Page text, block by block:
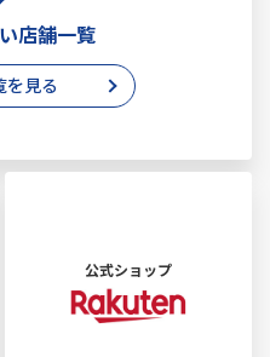
店舗一覧
を見る
公式ショップ